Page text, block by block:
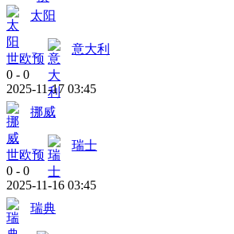
太阳
世欧预
意大利
0 - 0
2025-11-17 03:45
挪威
世欧预
瑞士
0 - 0
2025-11-16 03:45
瑞典